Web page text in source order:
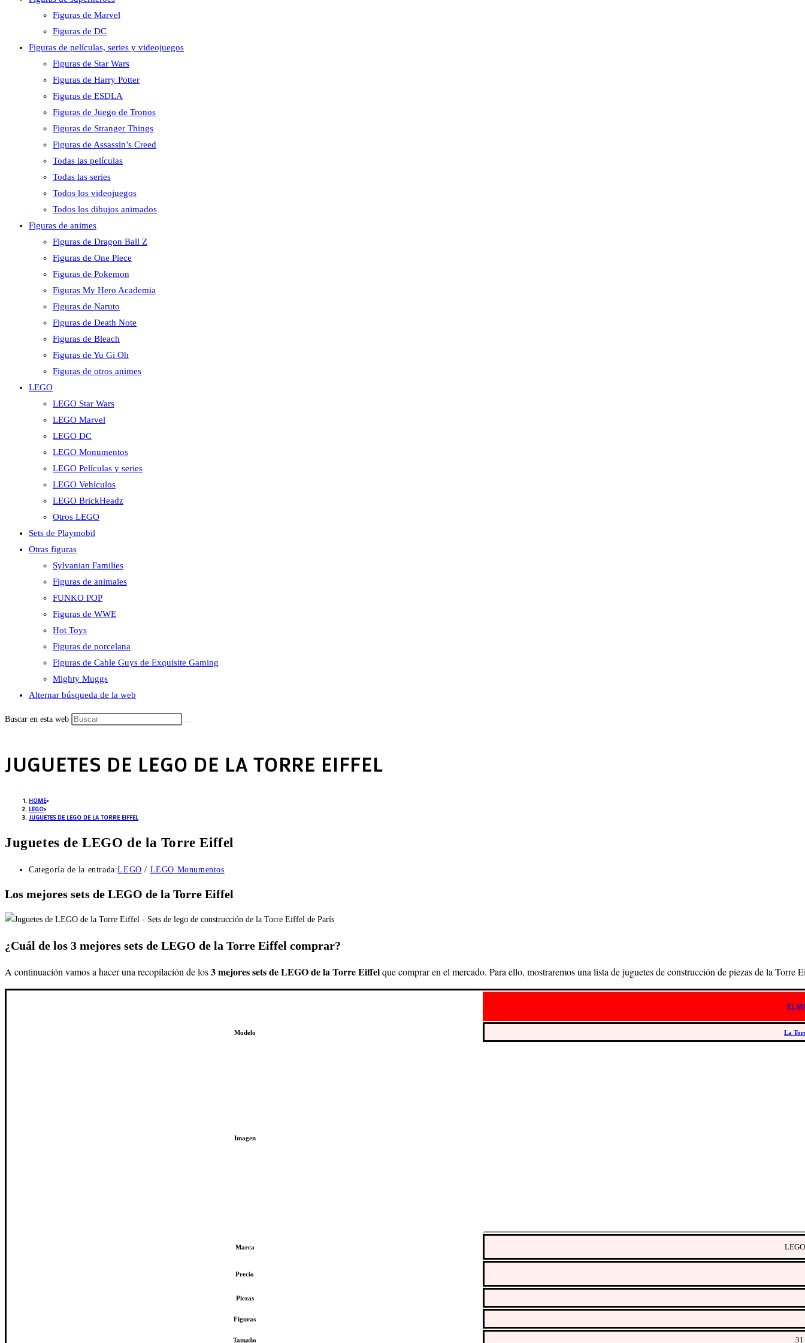
Figuras de Marvel
Figuras de DC
Figuras de películas, series y videojuegos
Figuras de Star Wars
Figuras de Harry Potter
Figuras de ESDLA
Figuras de Juego de Tronos
Figuras de Stranger Things
Figuras de Assassin’s Creed
Todas las películas
Todas las series
Todos los videojuegos
Todos los dibujos animados
Figuras de animes
Figuras de Dragon Ball Z
Figuras de One Piece
Figuras de Pokemon
Figuras My Hero Academia
Figuras de Naruto
Figuras de Death Note
Figuras de Bleach
Figuras de Yu Gi Oh
Figuras de otros animes
LEGO
LEGO Star Wars
LEGO Marvel
LEGO DC
LEGO Monumentos
LEGO Películas y series
LEGO Vehículos
LEGO BrickHeadz
Otros LEGO
Sets de Playmobil
Otras figuras
Sylvanian Families
Figuras de animales
FUNKO POP
Figuras de WWE
Hot Toys
Figuras de porcelana
Figuras de Cable Guys de Exquisite Gaming
Mighty Muggs
Alternar búsqueda de la web
Buscar en esta web
JUGUETES DE LEGO DE LA TORRE EIFFEL
HOME>
LEGO>
JUGUETES DE LEGO DE LA TORRE EIFFEL
Juguetes de LEGO de la Torre Eiffel
Categoría de la entrada:LEGO / LEGO Monumentos
Los mejores sets de LEGO de la Torre Eiffel
¿Cuál de los 3 mejores sets de LEGO de la Torre Eiffel comprar?
A continuación vamos a hacer una recopilación de los3 mejores sets de LEGO de la Torre Eiffelque comprar en el mercado. Para ello, mostraremos una lista de juguetes de construcción de piezas de la Torre
EL
Modelo La
Imagen
Marca
Precio
Piezas
Figuras
Tamaño